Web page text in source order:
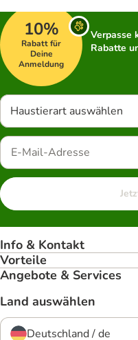
10%
Rabatt für
Deine
Anmeldung
Verpasse
Rabatte
Haustierart auswählen
Info & Kontakt
Vorteile
Angebote & Services
Land auswählen
Deutschland / de